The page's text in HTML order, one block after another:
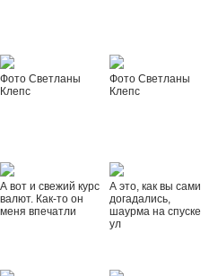
Фото Светланы
Клепс
Фото Светланы
Клепс
А вот и свежий курс
валют. Как-то он
меня впечатли
А это, как вы сами
догадались,
шаурма на спуске
ул